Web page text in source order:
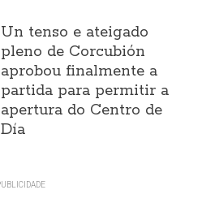
Un tenso e ateigado
pleno de Corcubión
aprobou finalmente a
partida para permitir a
apertura do Centro de
Día